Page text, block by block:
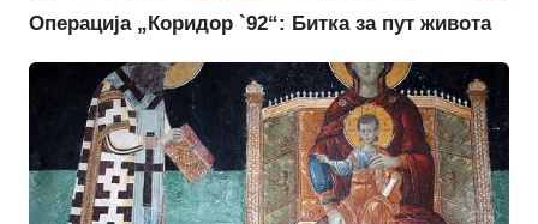
Операција „Коридор `92“: Битка за пут живота